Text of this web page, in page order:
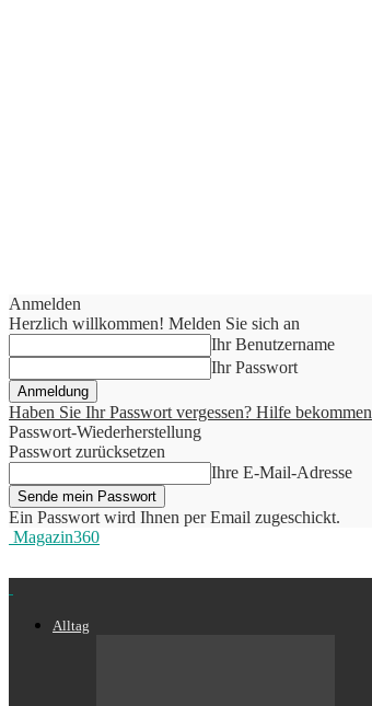
Anmelden
Herzlich willkommen! Melden Sie sich an
Ihr Benutzername
Ihr Passwort
Haben Sie Ihr Passwort vergessen? Hilfe bekommen
Passwort-Wiederherstellung
Passwort zurücksetzen
Ihre E-Mail-Adresse
Ein Passwort wird Ihnen per Email zugeschickt.
Magazin360
Alltag